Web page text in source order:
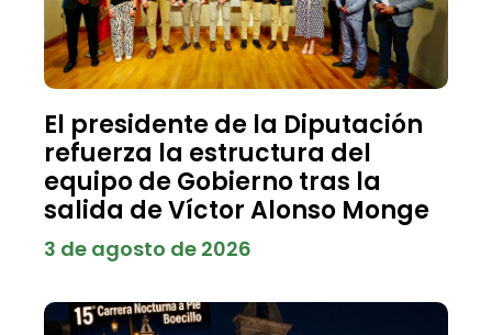
El presidente de la Diputación
refuerza la estructura del
equipo de Gobierno tras la
salida de Víctor Alonso Monge
3 de agosto de 2026